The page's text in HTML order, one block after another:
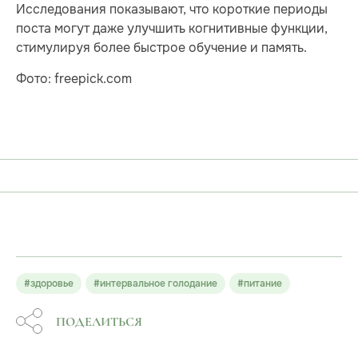
Исследования показывают, что короткие периоды
поста могут даже улучшить когнитивные функции,
стимулируя более быстрое обучение и память.
Фото: freepick.com
#здоровье #интервальное голодание #питание
ПОДЕЛИТЬСЯ